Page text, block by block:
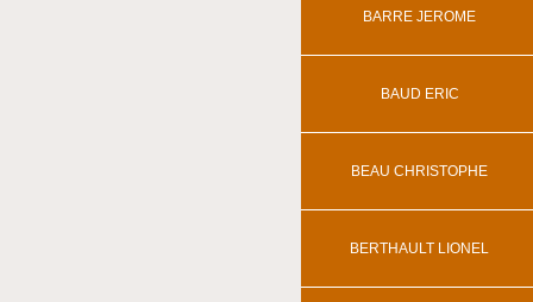
BARRE JEROME
BAUD ERIC
BEAU CHRISTOPHE
BERTHAULT LIONEL